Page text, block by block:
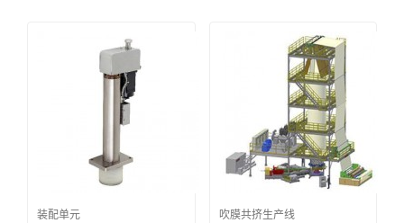
装配单元 吹膜共挤生产线